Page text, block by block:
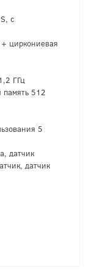
с
циркониевая
ГГц
память 512
5
датчик
датчик